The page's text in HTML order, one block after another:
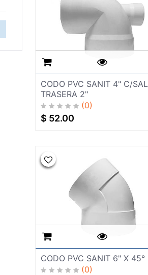
CODO PVC SANIT 4" C/SAL
TRASERA 2"
(0)
$ 52.00
CODO PVC SANIT 6" X 45°
(0)